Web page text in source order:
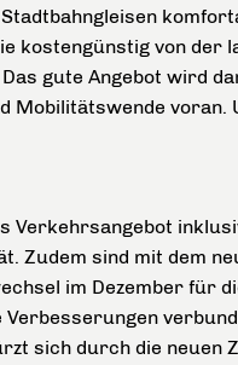
kostengünstig von der
gute Angebot wird
voran.
Verkehrsangebot
Zudem sind mit dem
im Dezember für
sich durch die neuen